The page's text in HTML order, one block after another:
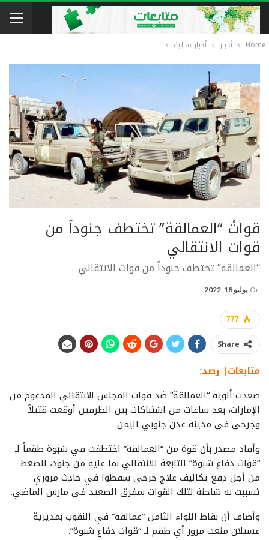
Home أخبار أخبار محلية
قواتُ “العمالقة” تختطف جنوداً من
قوات الانتقالي
“العمالقة” تختطف جنوداً من قوات الانتقالي
On يوليو 18, 2022
777
Share
متابعات| رصد:
صعدت ألوية “العمالقة” ضد قوات المجلس الانتقالي المدعوم من
الإمارات، بعد ساعات من اشتباكات بين الطرفين أوقعت قتيلاً
وجرحى في مدينة عدن جنوبي اليمن.
وأفاد مصدر بأن قوة من “العمالقة” اختطفت في شبوة طقماً لـ
“قوات دفاع شبوة” التابعة للانتقالي بما عليه من جنود، للضغط
من أجل دفع تكاليف علاج جرحى سقطوا في حادث مروري
تسببت به شاحنة لتلك القوات بمفرق الصعيد في مارس الماضي.
وأضاف أن نقاط اللواء الثامن “عمالقة” في النقوب بمديرية
عسيلان منعت مرور أي طقم لـ “قوات دفاع شبوة”.